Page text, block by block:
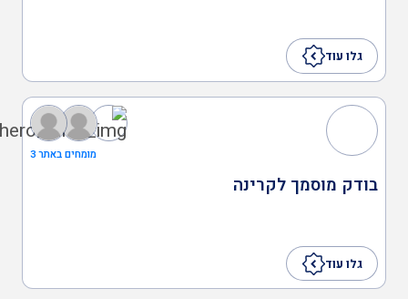
גלו עוד
מומחים באתר 3
בודק מוסמך לקרינה
גלו עוד